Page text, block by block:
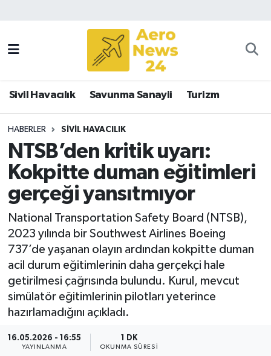
Sivil Havacılık Savunma Sanayii Turizm
HABERLER SIVIL HAVACILIK
NTSB’den kritik uyarı:
Kokpitte duman eğitimleri
gerçeği yansıtmıyor
National Transportation Safety Board (NTSB),
2023 yılında bir Southwest Airlines Boeing
737’de yaşanan olayın ardından kokpitte duman
acil durum eğitimlerinin daha gerçekçi hale
getirilmesi çağrısında bulundu. Kurul, mevcut
simülatör eğitimlerinin pilotları yeterince
hazırlamadığını açıkladı.
16.05.2026 - 16:55
YAYINLANMA
1 DK
OKUNMA SÜRESI